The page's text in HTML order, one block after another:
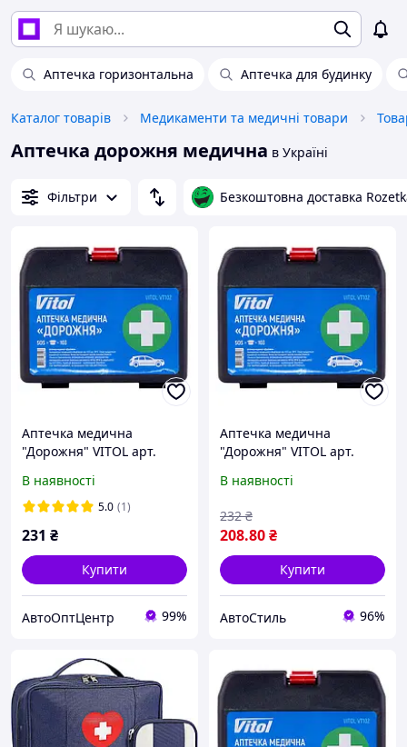
Аптечка горизонтальна Аптечка для будинку
Каталог товарів Медикаменти та медичні товари
Аптечка дорожня медична в Україні
Фільтри Безкоштовна доставка
Аптечка медична
"Дорожня" VITOL арт.
В наявності
5.0 (1)
231 ₴
Купити
АвтоОптЦентр 99%
Аптечка медична
"Дорожня" VITOL арт.
В наявності
208.80₴
232 ₴
Купити
АвтоСтиль 96%